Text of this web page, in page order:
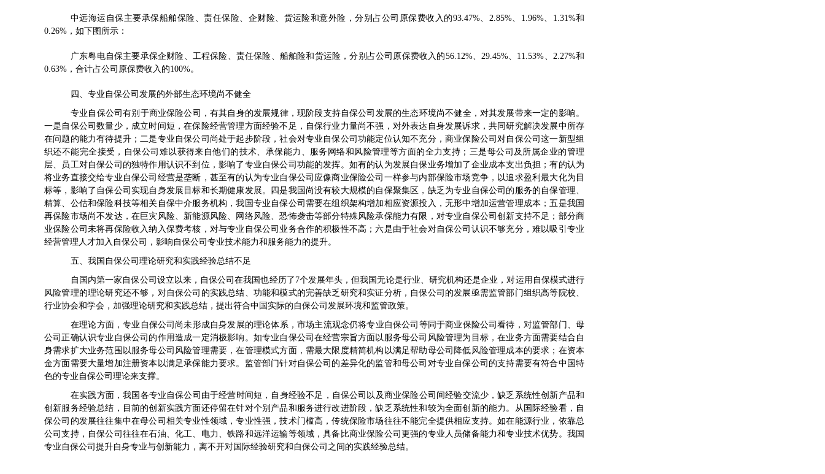
中远海运自保主要承保船舶保险、责任保险、企财险、货运险和意外险，分别占公司原保费收入的93.47%、2.85%、1.96%、1.31%和
0.26%，如下图所示：
广东粤电自保主要承保企财险、工程保险、责任保险、船舶险和货运险，分别占公司原保费收入的56.12%、29.45%、11.53%、2.27%和
0.63%，合计占公司原保费收入的100%。
四、专业自保公司发展的外部生态环境尚不健全
专业自保公司有别于商业保险公司，有其自身的发展规律，现阶段支持自保公司发展的生态环境尚不健全，对其发展带来一定的影响。
一是自保公司数量少，成立时间短，在保险经营管理方面经验不足，自保行业力量尚不强，对外表达自身发展诉求，共同研究解决发展中所存
在问题的能力有待提升；二是专业自保公司尚处于起步阶段，社会对专业自保公司功能定位认知不充分，商业保险公司对自保公司这一新型组
织还不能完全接受，自保公司难以获得来自他们的技术、承保能力、服务网络和风险管理等方面的全力支持；三是母公司及所属企业的管理
层、员工对自保公司的独特作用认识不到位，影响了专业自保公司功能的发挥。如有的认为发展自保业务增加了企业成本支出负担；有的认为
将业务直接交给专业自保公司经营是垄断，甚至有的认为专业自保公司应像商业保险公司一样参与内部保险市场竞争，以追求盈利最大化为目
标等，影响了自保公司实现自身发展目标和长期健康发展。四是我国尚没有较大规模的自保聚集区，缺乏为专业自保公司的服务的自保管理、
精算、公估和保险科技等相关自保中介服务机构，我国专业自保公司需要在组织架构增加相应资源投入，无形中增加运营管理成本；五是我国
再保险市场尚不发达，在巨灾风险、新能源风险、网络风险、恐怖袭击等部分特殊风险承保能力有限，对专业自保公司创新支持不足；部分商
业保险公司未将再保险收入纳入保费考核，对与专业自保公司业务合作的积极性不高；六是由于社会对自保公司认识不够充分，难以吸引专业
经营管理人才加入自保公司，影响自保公司专业技术能力和服务能力的提升。
五、我国自保公司理论研究和实践经验总结不足
自国内第一家自保公司设立以来，自保公司在我国也经历了7个发展年头，但我国无论是行业、研究机构还是企业，对运用自保模式进行
风险管理的理论研究还不够，对自保公司的实践总结、功能和模式的完善缺乏研究和实证分析，自保公司的发展亟需监管部门组织高等院校、
行业协会和学会，加强理论研究和实践总结，提出符合中国实际的自保公司发展环境和监管政策。
在理论方面，专业自保公司尚未形成自身发展的理论体系，市场主流观念仍将专业自保公司等同于商业保险公司看待，对监管部门、母
公司正确认识专业自保公司的作用造成一定消极影响。如专业自保公司在经营宗旨方面以服务母公司风险管理为目标，在业务方面需要结合自
身需求扩大业务范围以服务母公司风险管理需要，在管理模式方面，需最大限度精简机构以满足帮助母公司降低风险管理成本的要求；在资本
金方面需要大量增加注册资本以满足承保能力要求。监管部门针对自保公司的差异化的监管和母公司对专业自保公司的支持需要有符合中国特
色的专业自保公司理论来支撑。
在实践方面，我国各专业自保公司由于经营时间短，自身经验不足，自保公司以及商业保险公司间经验交流少，缺乏系统性创新产品和
创新服务经验总结，目前的创新实践方面还停留在针对个别产品和服务进行改进阶段，缺乏系统性和较为全面创新的能力。从国际经验看，自
保公司的发展往往集中在母公司相关专业性领域，专业性强，技术门槛高，传统保险市场往往不能完全提供相应支持。如在能源行业，依靠总
公司支持，自保公司往往在石油、化工、电力、铁路和远洋运输等领域，具备比商业保险公司更强的专业人员储备能力和专业技术优势。我国
专业自保公司提升自身专业与创新能力，离不开对国际经验研究和自保公司之间的实践经验总结。